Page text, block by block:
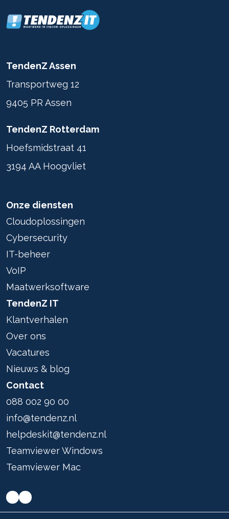
TendenZ Assen
Transportweg 12
9405 PR Assen
TendenZ Rotterdam
Hoefsmidstraat 41
3194 AA Hoogvliet
Onze diensten
Cloudoplossingen
Cybersecurity
IT-beheer
VoIP
Maatwerksoftware
TendenZ IT
Klantverhalen
Over ons
Vacatures
Nieuws & blog
Contact
088 002 90 00
info@tendenz.nl
helpdeskit@tendenz.nl
Teamviewer Windows
Teamviewer Mac